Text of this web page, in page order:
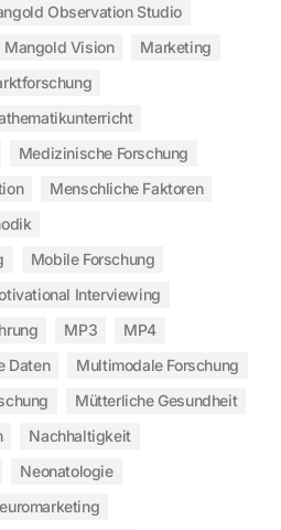
Observation Studio
Mangold Vision
Marketing
Medizinische Forschung
Menschliche Faktoren
Mobile Forschung
Interviewing
MP3
MP4
Daten
Multimodale Forschung
Mütterliche Gesundheit
Nachhaltigkeit
Neonatologie